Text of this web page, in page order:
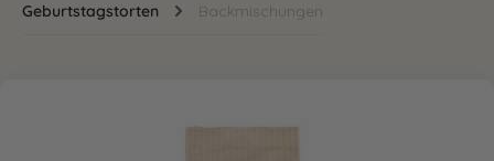
Geburtstagstorten Backmischungen